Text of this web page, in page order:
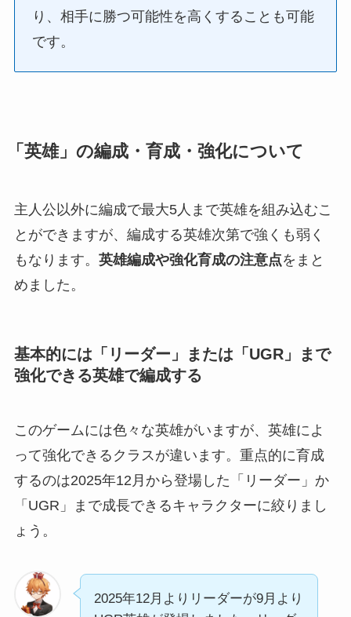
り、相手に勝つ可能性を高くすることも可能
です。
「英雄」の編成・育成・強化について
主人公以外に編成で最大5人まで英雄を組み込むこ
とができますが、編成する英雄次第で強くも弱く
もなります。 英雄編成や強化育成の注意点をまと
めました。
基本的には「リーダー」または「UGR」まで
強化できる英雄で編成する
このゲームには色々な英雄がいますが、英雄によ
って強化できるクラスが違います。重点的に育成
するのは2025年12月から登場した「リーダー」か
「UGR」まで成長できるキャラクターに絞りまし
ょう。
2025年12月よりリーダーが9月より